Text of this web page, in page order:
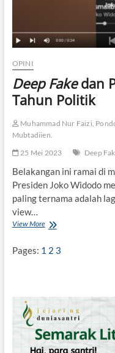
i
l
P
l
t
i
I
s
l
a
m
OPINI
Deep Fakedan
Tahun Politik
Muhammad Nur Faizi,
Mubtadiien.
25 Mei 2023
Deep
Belakangan ini ramai di
Presiden Joko Widodo
paling ternama adalah
view…
View MoreD
p
d
a
n
P
Pages: 1 2 3